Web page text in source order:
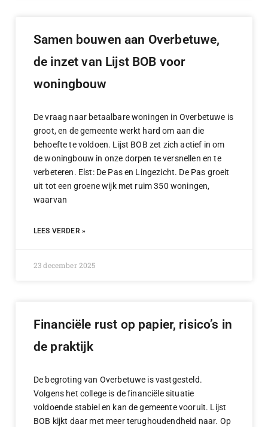
Samen bouwen aan Overbetuwe,
de inzet van Lijst BOB voor
woningbouw
De vraag naar betaalbare woningen in Overbetuwe is
groot, en de gemeente werkt hard om aan die
behoefte te voldoen. Lijst BOB zet zich actief in om
de woningbouw in onze dorpen te versnellen en te
verbeteren. Elst: De Pas en Lingezicht. De Pas groeit
uit tot een groene wijk met ruim 350 woningen,
waarvan
LEES VERDER »
23 december 2025
Financiële rust op papier, risico’s in
de praktijk
De begroting van Overbetuwe is vastgesteld.
Volgens het college is de financiële situatie
voldoende stabiel en kan de gemeente vooruit. Lijst
BOB kijkt daar met meer terughoudendheid naar. Op